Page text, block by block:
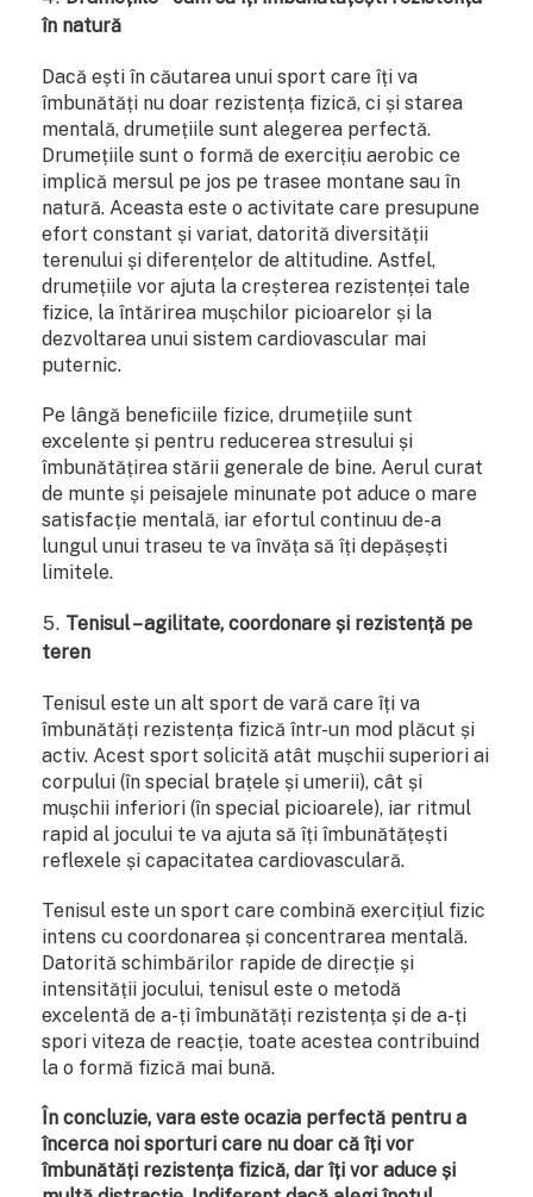
în natură
Dacă ești în căutarea unui sport care îți va
îmbunătăți nu doar rezistența fizică, ci și starea
mentală, drumețiile sunt alegerea perfectă.
Drumețiile sunt o formă de exercițiu aerobic ce
implică mersul pe jos pe trasee montane sau în
natură. Aceasta este o activitate care presupune
efort constant și variat, datorită diversității
terenului și diferențelor de altitudine. Astfel,
drumețiile vor ajuta la creșterea rezistenței tale
fizice, la întărirea mușchilor picioarelor și la
dezvoltarea unui sistem cardiovascular mai
puternic.
Pe lângă beneficiile fizice, drumețiile sunt
excelente și pentru reducerea stresului și
îmbunătățirea stării generale de bine. Aerul curat
de munte și peisajele minunate pot aduce o mare
satisfacție mentală, iar efortul continuu de-a
lungul unui traseu te va învăța să îți depășești
limitele.
Tenisul – agilitate, coordonare și rezistență pe
teren
Tenisul este un alt sport de vară care îți va
îmbunătăți rezistența fizică într-un mod plăcut și
activ. Acest sport solicită atât mușchii superiori ai
corpului (în special brațele și umerii), cât și
mușchii inferiori (în special picioarele), iar ritmul
rapid al jocului te va ajuta să îți îmbunătățești
reflexele și capacitatea cardiovasculară.
Tenisul este un sport care combină exercițiul fizic
intens cu coordonarea și concentrarea mentală.
Datorită schimbărilor rapide de direcție și
intensității jocului, tenisul este o metodă
excelentă de a-ți îmbunătăți rezistența și de a-ți
spori viteza de reacție, toate acestea contribuind
la o formă fizică mai bună.
În concluzie, vara este ocazia perfectă pentru a
încerca noi sporturi care nu doar că îți vor
îmbunătăți rezistența fizică, dar îți vor aduce și